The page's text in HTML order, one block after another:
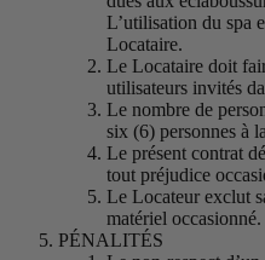
L’utilisation du spa
Locataire.
Le Locataire doit
utilisateurs invités
Le nombre de
six (6) personnes à
Le présent contrat
tout préjudice
Le Locateur exclut
matériel occasionné.
PÉNALITÉS